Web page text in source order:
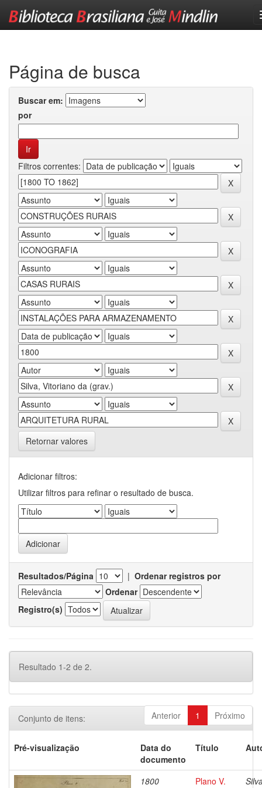
Página de busca
Buscar em:
por
Filtros correntes:
Retornar valores
Adicionar filtros:
Utilizar filtros para refinar o resultado de busca.
Resultados/Página | Ordenar registros por
Ordenar
Registro(s)
Resultado 1-2 de 2.
Anterior 1 Próximo
Conjunto de itens:
Pré-visualização
Data do
documento
Título
1800
Plano V.